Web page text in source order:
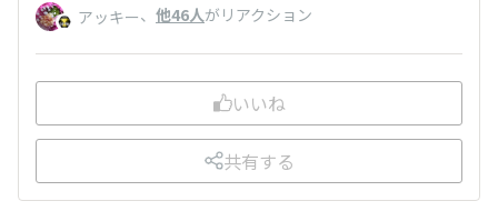
アッキー、 他46人がリアクション
いいね
共有する